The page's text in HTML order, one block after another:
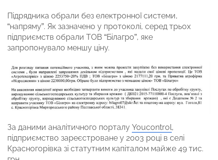
Підрядника обрали без електронної системи,
“напряму”. Як зазначено у протоколі, серед трьох
підприємств обрали ТОВ “Білагро”, яке
запропонувало меншу ціну.
За даними аналітичного порталу Youcontrol,
підприємство зареєстроване у 2003 році в селі
Красногорівка зі статутним капіталом майже 49 тис.